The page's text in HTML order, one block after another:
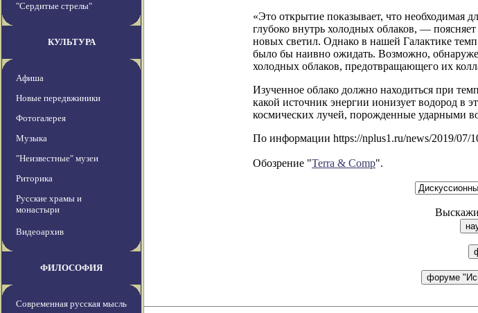
"Сердитые стрелы"
КУЛЬТУРА
Афиша
Новые передвжиники
Фотогалерея
Музыка
"Неизвестные" музеи
Риторика
Русские храмы и
монастыри
Видеоархив
ФИЛОСОФИЯ
Современная русская мысль
«Это открытие показывает, что необходимая
глубоко внутрь холодных облаков, —
новых светил. Однако в нашей Галактике
было бы наивно ожидать. Возможно,
холодных облаков, предотвращающего их
Изученное облако должно находиться при
какой источник энергии ионизует водород в
космических лучей, порожденные ударными
По информации https://nplus1.ru/news/2019/07/
Обозрение "Terra & Comp".